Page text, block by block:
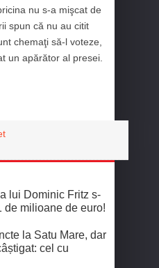
nu s-a mişcat de
spun că nu au citit
chemaţi să-l voteze,
un apărător al presei.
lui Dominic Fritz s-
de milioane de euro!
la Satu Mare, dar
cel cu